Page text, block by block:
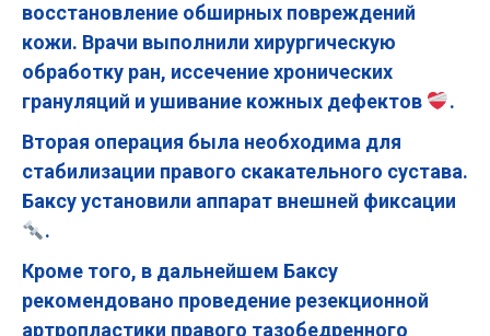
восстановление обширных повреждений
кожи. Врачи выполнили хирургическую
обработку ран, иссечение хронических
грануляций и ушивание кожных дефектов
.
Вторая операция была необходима для
стабилизации правого скакательного сустава.
Баксу установили аппарат внешней фиксации
.
Кроме того, в дальнейшем Баксу
рекомендовано проведение резекционной
артропластики правого тазобедренного